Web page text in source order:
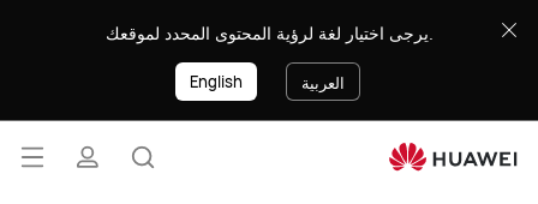
العربية English
فتح